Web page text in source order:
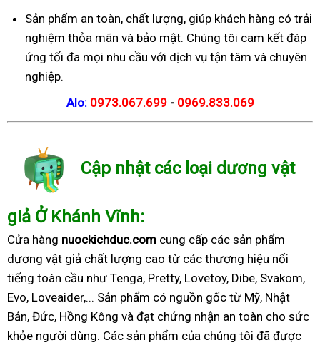
Sản phẩm an toàn, chất lượng, giúp khách hàng có trải
nghiệm thỏa mãn và bảo mật. Chúng tôi cam kết đáp
ứng tối đa mọi nhu cầu với dịch vụ tận tâm và chuyên
nghiệp.
Alo:0973.067.699 - 0969.833.069
Cập nhật các loại dương vật
giả Ở Khánh Vĩnh:
Cửa hàng nuockichduc.com cung cấp các sản phẩm
dương vật giả chất lượng cao từ các thương hiệu nổi
tiếng toàn cầu như Tenga, Pretty, Lovetoy, Dibe, Svakom,
Evo, Loveaider,... Sản phẩm có nguồn gốc từ Mỹ, Nhật
Bản, Đức, Hồng Kông và đạt chứng nhận an toàn cho sức
khỏe người dùng. Các sản phẩm của chúng tôi đã được